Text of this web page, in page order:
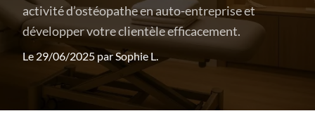
activité d’ostéopathe en auto-entreprise et
développer votre clientèle efficacement.
Le 29/06/2025 parSophie L.